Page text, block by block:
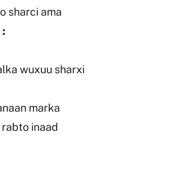
sharci ama
:
wuxuu sharxi
marka
inaad